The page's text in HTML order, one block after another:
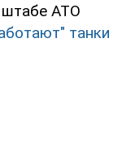
штабе АТО
танки